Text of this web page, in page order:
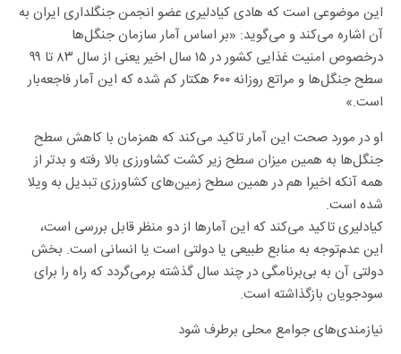
این موضوعی است که هادی کیادلیری عضو انجمن جنگلداری ایران به
آن اشاره می‌کند و می‌گوید: «بر اساس آمار سازمان جنگل‌ها
درخصوص امنیت غذایی کشور در ۱۵ سال اخیر یعنی از سال ۸۳ تا ۹۹
سطح جنگل‌ها و مراتع روزانه ۶۰۰ هکتار کم شده که این آمار فاجعه‌بار
است.»
او در مورد صحت این آمار تاکید می‌کند که همزمان با کاهش سطح
جنگل‌ها به همین میزان سطح زیر کشت کشاورزی بالا رفته و بدتر از
همه آنکه اخیرا هم در همین سطح زمین‌های کشاورزی تبدیل به ویلا
شده است.
کیادلیری تاکید می‌کند که این آمار‌ها از دو منظر قابل بررسی است،
این عدم‌توجه به منابع طبیعی یا دولتی است یا انسانی است. بخش
دولتی آن به بی‌برنامگی در چند سال گذشته برمی‌گردد که راه را برای
سودجویان بازگذاشته است.
نیازمندی‌های جوامع محلی برطرف شود